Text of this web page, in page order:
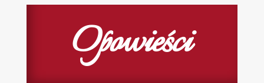
Opowieści